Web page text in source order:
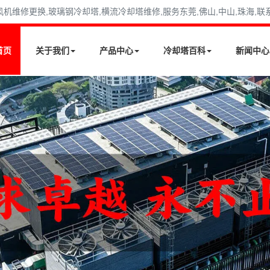
维修更换,玻璃钢冷却塔,横流冷却塔维修,服务东莞,佛山,中山,珠海,联
页 关于我们 产品中心 冷却塔百科 新闻中心